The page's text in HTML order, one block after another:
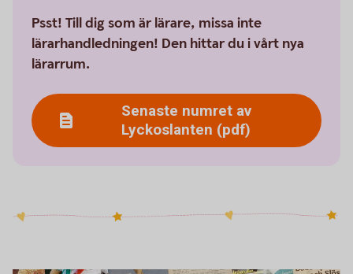
Psst! Till dig som är lärare, missa inte
lärarhandledningen! Den hittar du i vårt nya
lärarrum.
Senaste numret av
Lyckoslanten (pdf)